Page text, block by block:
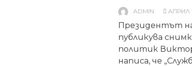
ADMIN АПРИЛ
Президентът
публикува
политик
написа, че